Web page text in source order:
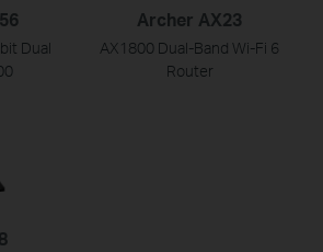
Dual
Archer AX23
AX1800 Dual-Band Wi-Fi 6
Router